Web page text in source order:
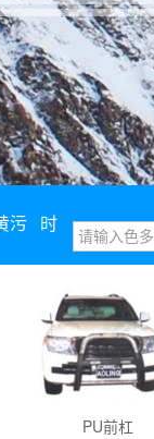
污 时
PU前杠